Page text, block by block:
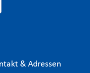
& Adressen